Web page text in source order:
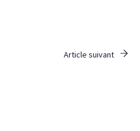
Article suivant